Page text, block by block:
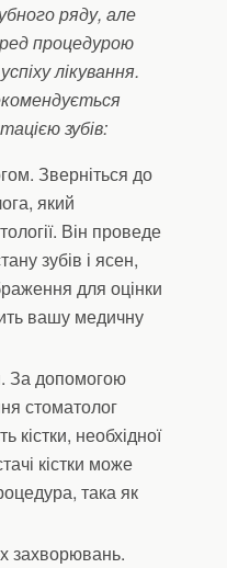
ряду, але
процедурою
лікування.
зубів:
Зверніться до
який
Він проведе
зубів і ясен,
для оцінки
вашу медичну
За допомогою
стоматолог
кістки, необхідної
кістки може
така як
захворювань.